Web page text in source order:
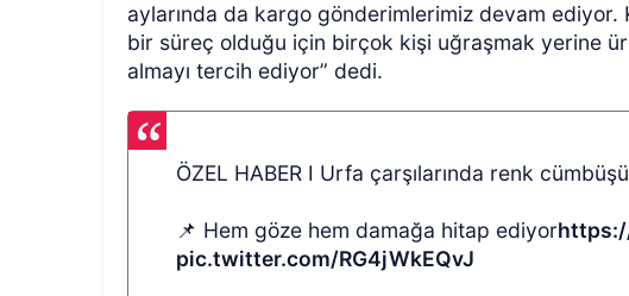
aylarında da kargo gönderimlerimiz devam
bir süreç olduğu için birçok kişi uğraşmak yerine
almayı tercih ediyor” dedi.
ÖZEL HABER I Urfa çarşılarında renk
📌 Hem göze hem damağa hitap ediyor
pic.twitter.com/RG4jWkEQvJ